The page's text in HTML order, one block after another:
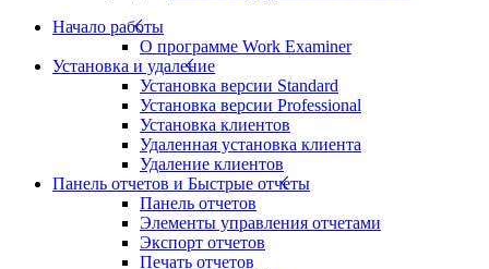
Начало работы
О программе Work Examiner
Установка и удаление
Установка версии Standard
Установка версии Professional
Установка клиентов
Удаленная установка клиента
Удаление клиентов
Панель отчетов и Быстрые отчеты
Панель отчетов
Элементы управления отчетами
Экспорт отчетов
Печать отчетов